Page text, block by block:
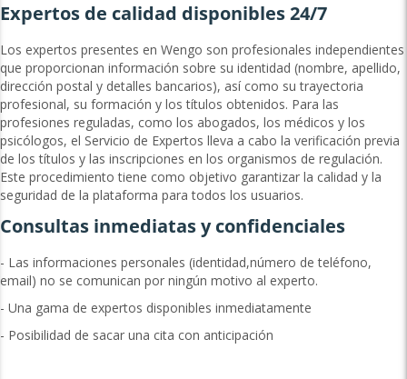
Expertos de calidad disponibles 24/7
Los expertos presentes en Wengo son profesionales independientes
que proporcionan información sobre su identidad (nombre, apellido,
dirección postal y detalles bancarios), así como su trayectoria
profesional, su formación y los títulos obtenidos. Para las
profesiones reguladas, como los abogados, los médicos y los
psicólogos, el Servicio de Expertos lleva a cabo la verificación previa
de los títulos y las inscripciones en los organismos de regulación.
Este procedimiento tiene como objetivo garantizar la calidad y la
seguridad de la plataforma para todos los usuarios.
Consultas inmediatas y confidenciales
- Las informaciones personales (identidad,número de teléfono,
email) no se comunican por ningún motivo al experto.
- Una gama de expertos disponibles inmediatamente
- Posibilidad de sacar una cita con anticipación